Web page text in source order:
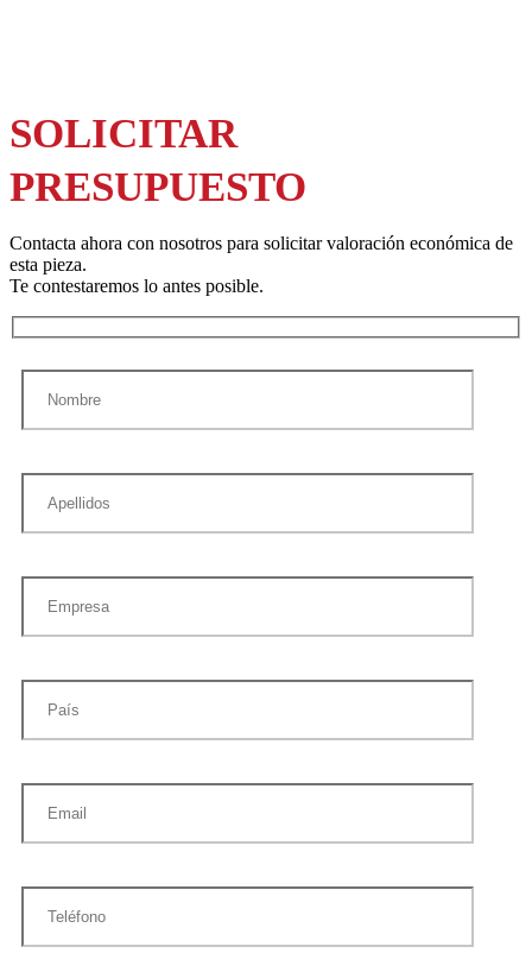
SOLICITAR
PRESUPUESTO
Contacta ahora con nosotros para solicitar valoración económica de
esta pieza.
Te contestaremos lo antes posible.